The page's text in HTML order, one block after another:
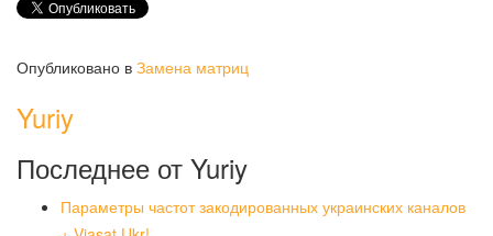
Опубликовано в Замена матриц
Yuriy
Последнее от Yuriy
Параметры частот закодированных украинских каналов